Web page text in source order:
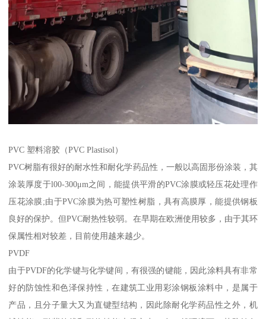
PVC 塑料溶胶（PVC Plastisol）
PVC树脂有很好的耐水性和耐化学药品性，一般以高固形份涂装，其
涂装厚度于l00-300μm之间，能提供平滑的PVC涂膜或轻压花处理作
压花涂膜;由于PVC涂膜为热可塑性树脂，具有高膜厚，能提供钢板
良好的保护。但PVC耐热性较弱。在早期在欧洲使用较多，由于其环
保属性相对较差，目前使用越来越少。
PVDF
由于PVDF的化学键与化学键间，有很强的键能，因此涂料具有非常
好的防蚀性和色泽保持性，在建筑工业用彩涂钢板涂料中，是属于
产品，且分子量大又为直键型结构，因此除耐化学药品性之外，机